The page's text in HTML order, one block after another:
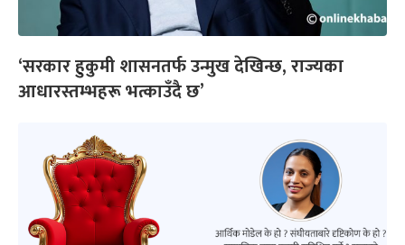
‘सरकार हुकुमी शासनतर्फ उन्मुख देखिन्छ, राज्यका
आधारस्तम्भहरू भत्काउँदै छ’